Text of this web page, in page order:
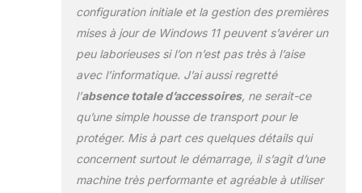
configuration initiale et la gestion des premières
mises à jour de Windows 11 peuvent s’avérer un
peu laborieuses si l’on n’est pas très à l’aise
avec l’informatique. J’ai aussi regretté
l’absence totale d’accessoires, ne serait-ce
qu’une simple housse de transport pour le
protéger. Mis à part ces quelques détails qui
concernent surtout le démarrage, il s’agit d’une
machine très performante et agréable à utiliser